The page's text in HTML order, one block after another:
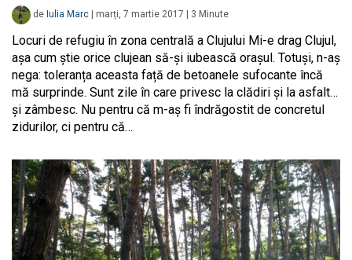
de Iulia Marc marți, 7 martie 2017 3 Minute
Locuri de refugiu în zona centrală a Clujului Mi-e drag Clujul,
așa cum știe orice clujean să-și iubească orașul. Totuși, n-aș
nega: toleranța aceasta față de betoanele sufocante încă
mă surprinde. Sunt zile în care privesc la clădiri și la asfalt…
și zâmbesc. Nu pentru că m-aș fi îndrăgostit de concretul
zidurilor, ci pentru că…